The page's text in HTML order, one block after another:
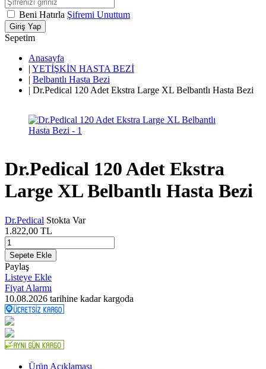
Beni Hatırla Şifremi Unuttum
Giriş Yap
Sepetim
Anasayfa
| YETİŞKİN HASTA BEZİ
| Belbantlı Hasta Bezi
| Dr.Pedical 120 Adet Ekstra Large XL Belbantlı Hasta Bezi
Dr.Pedical 120 Adet Ekstra
Large XL Belbantlı Hasta Bezi
Dr.Pedical Stokta Var
1.822,00 TL
Sepete Ekle
Paylaş
Listeye Ekle
Fiyat Alarmı
10.08.2026 tarihine kadar kargoda
Ürün Açıklaması